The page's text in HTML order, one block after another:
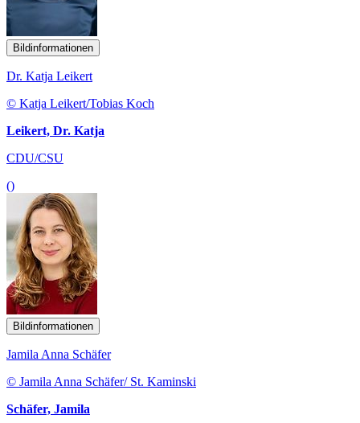
Bildinformationen
Dr. Katja Leikert
© Katja Leikert/Tobias Koch
Leikert, Dr. Katja
CDU/CSU
()
Bildinformationen
Jamila Anna Schäfer
© Jamila Anna Schäfer/ St. Kaminski
Schäfer, Jamila